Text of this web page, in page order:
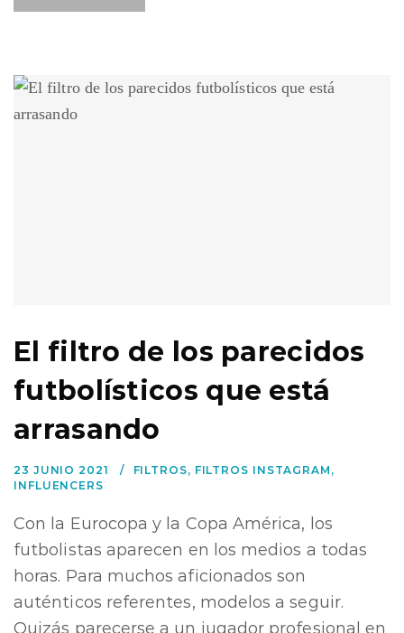
El filtro de los parecidos
futbolísticos que está
arrasando
23 JUNIO 2021 FILTROS, FILTROS INSTAGRAM ,
INFLUENCERS
Con la Eurocopa y la Copa América, los
futbolistas aparecen en los medios a todas
horas. Para muchos aficionados son
auténticos referentes, modelos a seguir.
Quizás parecerse a un jugador profesional en